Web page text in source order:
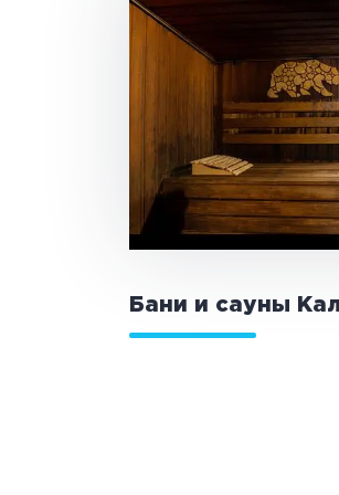
Бани и сауны